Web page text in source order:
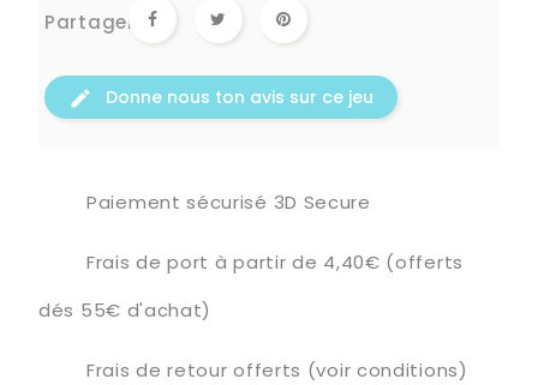
Partager
Donne nous ton avis sur ce jeu
Paiement sécurisé 3D Secure
Frais de port à partir de 4,40€ (offerts
dés 55€ d'achat)
Frais de retour offerts (voir conditions)